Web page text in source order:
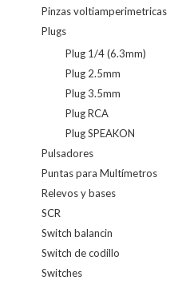
Pinzas voltiamperimetricas
Plugs
Plug 1/4 (6.3mm)
Plug 2.5mm
Plug 3.5mm
Plug RCA
Plug SPEAKON
Pulsadores
Puntas para Multímetros
Relevos y bases
SCR
Switch balancin
Switch de codillo
Switches